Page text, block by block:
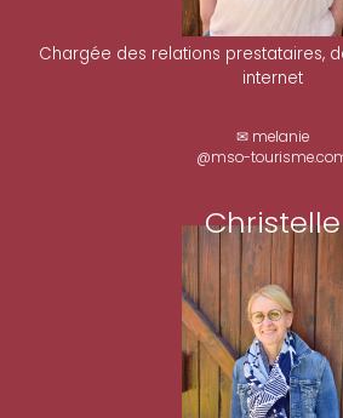
Chargée des relations prestataires,
internet
✉ melanie
@mso-
Christelle